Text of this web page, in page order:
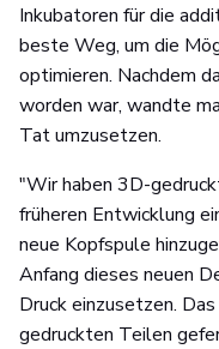
Inkubatoren für die
beste Weg, um die
optimieren. Nachdem
worden war, wandte
Tat umzusetzen.
"Wir haben 3D-
früheren Entwicklung
neue Kopfspule
Anfang dieses neuen
Druck einzusetzen.
gedruckten Teilen